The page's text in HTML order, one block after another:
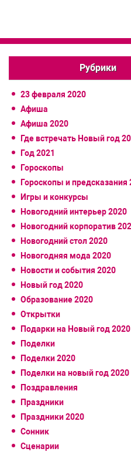
Рубрики
23 февраля 2020
Афиша
Афиша 2020
Где встречать Новый год
Год 2021
Гороскопы
Гороскопы и предсказания
Игры и конкурсы
Новогодний интерьер 2020
Новогодний корпоратив
Новогодний стол 2020
Новогодняя мода 2020
Новости и события 2020
Новый год 2020
Образование 2020
Открытки
Подарки на Новый год 2020
Поделки
Поделки 2020
Поделки на новый год 2020
Поздравления
Праздники
Праздники 2020
Сонник
Сценарии